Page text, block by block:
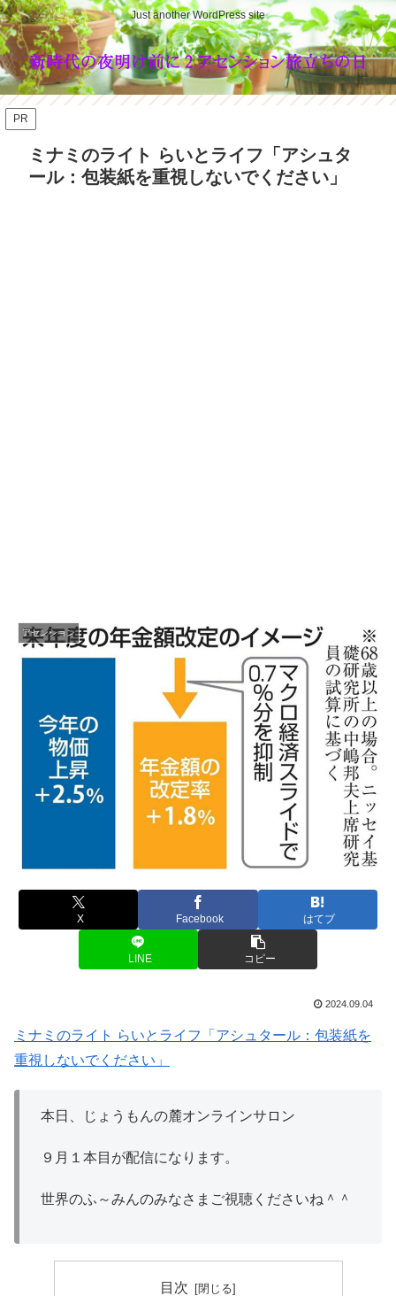
Just another WordPress site
PR
ミナミのライト らいとライフ「アシュタ
ール：包装紙を重視しないでください」
アセンション
X Facebook はてブ
LINE コピー
2024.09.04
ミナミのライト らいとライフ「アシュタール：包装紙を
重視しないでください」
本日、じょうもんの麓オンラインサロン
９月１本目が配信になります。
世界のふ～みんのみなさまご視聴くださいね＾＾
目次